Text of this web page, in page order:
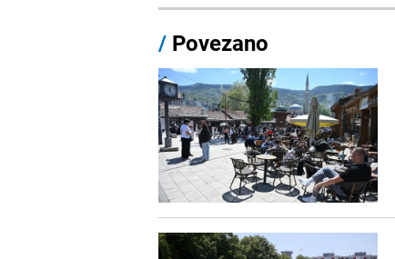
/ Povezano